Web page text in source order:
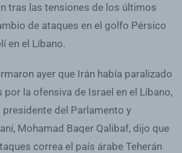
tras las tensiones de los últimos
de ataques en el golfo Pérsico
en el Líbano.
ayer que Irán había paralizado
por la ofensiva de Israel en el Líbano,
del Parlamento y
Mohamad Baqer Qalibaf, dijo que
correa el país árabe Teherán